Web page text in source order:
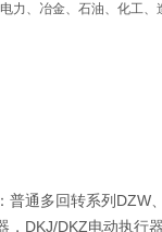
力、冶金、石油、化工、
通多回转系列DZW、
，DKJ/DKZ电动执行